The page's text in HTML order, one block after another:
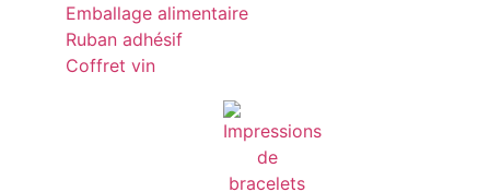
Emballage alimentaire
Ruban adhésif
Coffret vin